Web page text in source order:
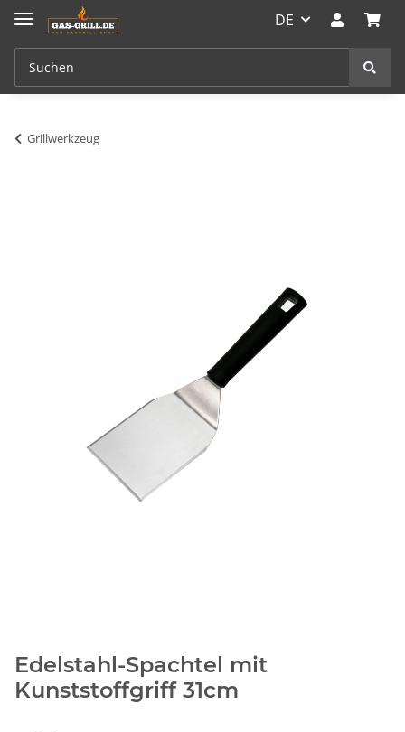
DE
Grillwerkzeug
Edelstahl-Spachtel mit
Kunststoffgriff 31cm